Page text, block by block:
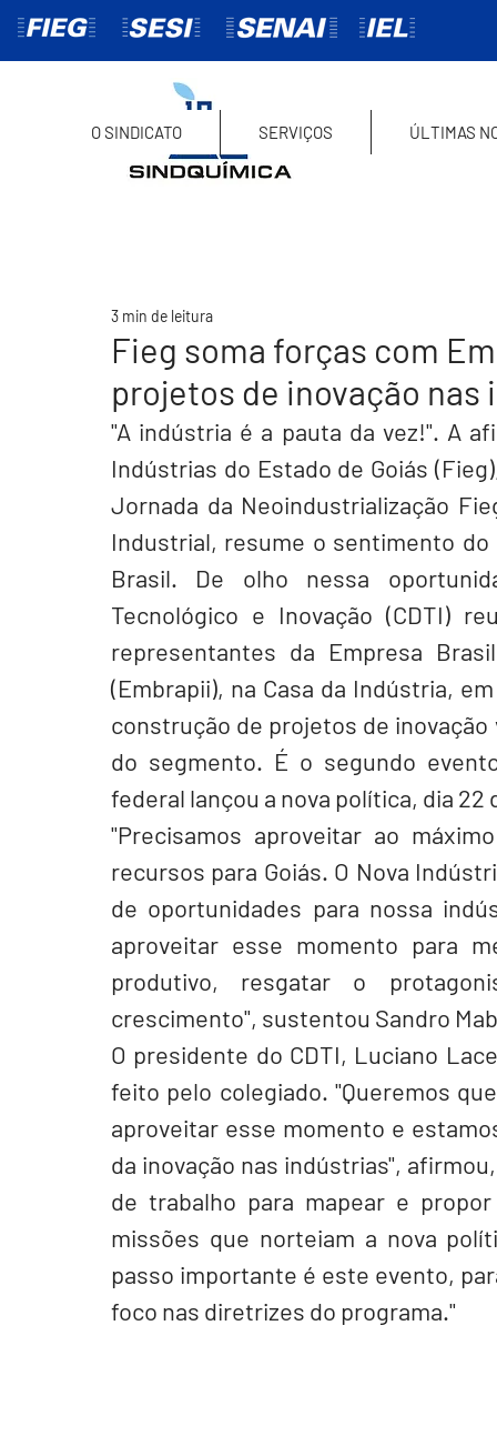
O SINDICATO SERVIÇOS ÚLTIMAS
Fieg soma forças com
projetos de inovação
3 min de leitura
"A indústria é a pauta da vez!". A
Indústrias do Estado de Goiás
Jornada da Neoindustrialização
Industrial, resume o sentimento
Brasil. De olho nessa
Tecnológico e Inovação (CDTI)
representantes da Empresa
(Embrapii), na Casa da Indústria,
construção de projetos de
do segmento. É o segundo
federal lançou a nova política, dia 22
"Precisamos aproveitar ao
recursos para Goiás. O Nova
de oportunidades para nossa
aproveitar esse momento para
produtivo, resgatar o
crescimento", sustentou Sandro
O presidente do CDTI, Luciano
feito pelo colegiado. "Queremos
aproveitar esse momento e
da inovação nas indústrias",
de trabalho para mapear e
missões que norteiam a nova
passo importante é este evento,
foco nas diretrizes do programa."